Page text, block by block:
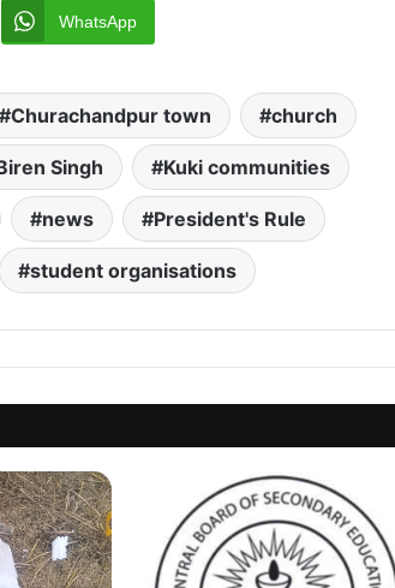
WhatsApp
Churachandpur town church
Singh Kuki communities
news President's Rule
student organisations